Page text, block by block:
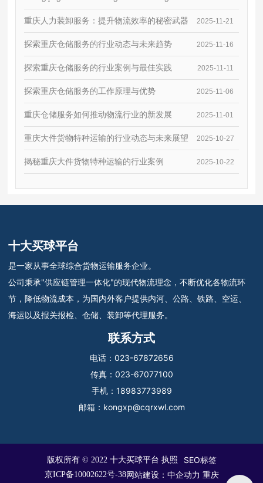
重庆人力装卸服务：提升物流效率的秘密武器 2025-11-21
探索重庆仓储服务的行业动态与未来趋势 2025-11-16
探索重庆仓储服务的行业案例与最佳实践 2025-11-11
探索重庆仓储服务的工作原理与优势 2025-11-06
重庆仓储服务如何推动物流行业的新发展 2025-11-01
重庆大件货物特种运输的行业动态与未来展望 2025-10-27
揭秘重庆大件货物特种运输的行业案例 2025-10-22
十大买球平台
是一家从事全球综合货物运输服务企业。
公司秉承"供应链管理一体化"的现代物流理念，不断优化各物流环
节，降低物流成本，为国内外客户提供内河、公路、铁路、空运、
海运以及报关报检、仓储、装卸等代理服务。
联系方式
电话： 023-67872656
传真： 023-67077100
手机： 18983773989
邮箱： kongxp@cqrxwl.com
版权所有 © 2022 十大买球平台 执照 SEO标签
京ICP备10002622号-38网站建设： 中企动力 重庆